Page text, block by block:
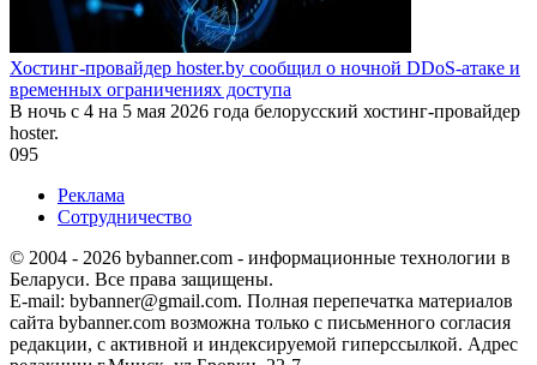
Хостинг-провайдер hoster.by сообщил о ночной DDoS-атаке и
временных ограничениях доступа
В ночь с 4 на 5 мая 2026 года белорусский хостинг-провайдер
hoster.
095
Реклама
Сотрудничество
© 2004 - 2026 bybanner.com - информационные технологии в
Беларуси. Все права защищены.
E-mail: bybanner@gmail.com. Полная перепечатка материалов
сайта bybanner.com возможна только с письменного согласия
редакции, с активной и индексируемой гиперссылкой. Адрес